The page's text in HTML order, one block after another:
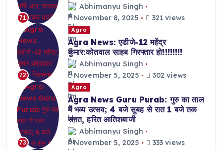
71
Abhimanyu Singh
November 8, 2025
321 views
72
Agra
Agra News: एडीजे-12 महेंद्र
कुमार:कोतवाल साहब गिरफ्तार हो!!!!!!!!
Abhimanyu Singh
November 5, 2025
302 views
73
Agra
Agra News Guru Purab: गुरु का ताल
में भव्य उत्सव; 4 बजे सुबह से रात 1 बजे तक
संगत, हरित आतिशबाजी
Abhimanyu Singh
November 5, 2025
333 views